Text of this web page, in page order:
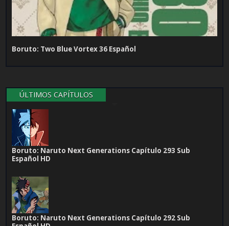
Boruto: Two Blue Vortex 36 Español
ÚLTIMOS CAPÍTULOS
Boruto: Naruto Next Generations Capítulo 293 Sub
Español HD
Boruto: Naruto Next Generations Capítulo 292 Sub